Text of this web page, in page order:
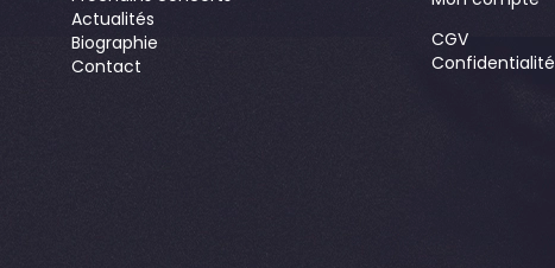
Actualités
Biographie
Contact
CGV
Confidentialité